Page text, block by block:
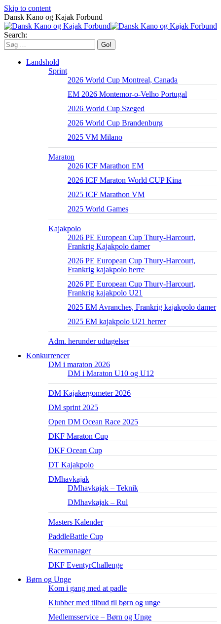
Skip to content
Dansk Kano og Kajak Forbund
Search:
Landshold
Sprint
2026 World Cup Montreal, Canada
EM 2026 Montemor-o-Velho Portugal
2026 World Cup Szeged
2026 World Cup Brandenburg
2025 VM Milano
Maraton
2026 ICF Marathon EM
2026 ICF Maraton World CUP Kina
2025 ICF Marathon VM
2025 World Games
Kajakpolo
2026 PE European Cup Thury-Harcourt,
Frankrig Kajakpolo damer
2026 PE European Cup Thury-Harcourt,
Frankrig kajakpolo herre
2026 PE European Cup Thury-Harcourt,
Frankrig kajakpolo U21
2025 EM Avranches, Frankrig kajakpolo damer
2025 EM kajakpolo U21 herrer
Adm. herunder udtagelser
Konkurrencer
DM i maraton 2026
DM i Maraton U10 og U12
DM Kajakergometer 2026
DM sprint 2025
Open DM Ocean Race 2025
DKF Maraton Cup
DKF Ocean Cup
DT Kajakpolo
DMhavkajak
DMhavkajak – Teknik
DMhavkajak – Rul
Masters Kalender
PaddleBattle Cup
Racemanager
DKF EventyrChallenge
Børn og Unge
Kom i gang med at padle
Klubber med tilbud til børn og unge
Medlemsservice – Børn og Unge